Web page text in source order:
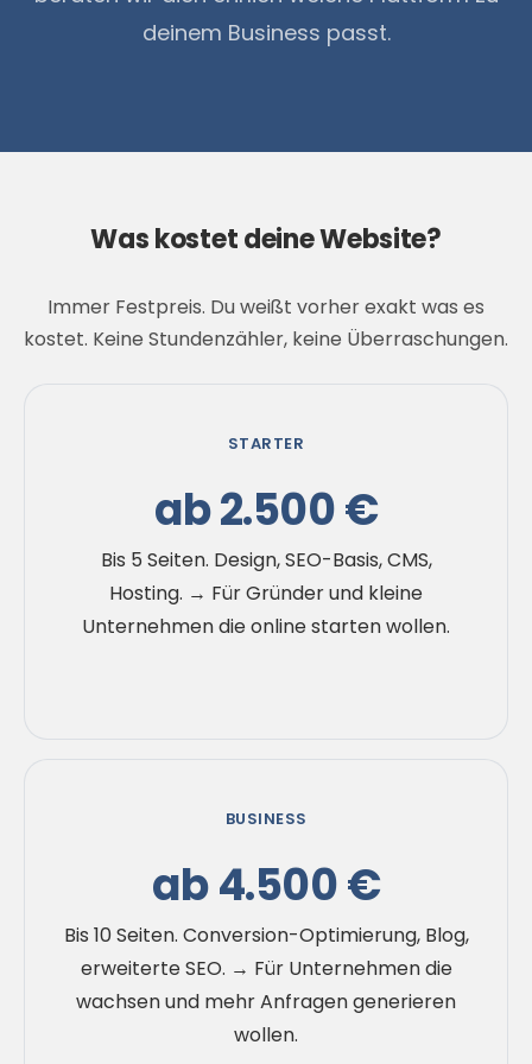
deinem Business passt.
Was kostet deine Website?
Immer Festpreis. Du weißt vorher exakt was es
kostet. Keine Stundenzähler, keine Überraschungen.
STARTER
ab 2.500 €
Bis 5 Seiten. Design, SEO-Basis, CMS,
Hosting. → Für Gründer und kleine
Unternehmen die online starten wollen.
BUSINESS
ab 4.500 €
Bis 10 Seiten. Conversion-Optimierung, Blog,
erweiterte SEO. → Für Unternehmen die
wachsen und mehr Anfragen generieren
wollen.